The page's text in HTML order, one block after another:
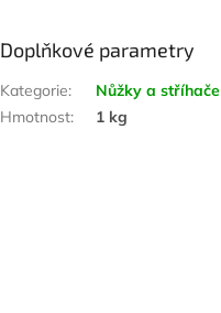
Doplňkové parametry
Kategorie:
Nůžky a stříhače
Hmotnost: 1 kg